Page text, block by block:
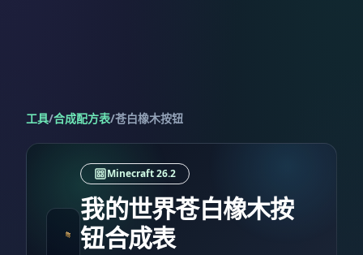
工具/合成配方表/苍白橡木按钮
Minecraft 26.2
我的世界苍白橡木按
钮合成表